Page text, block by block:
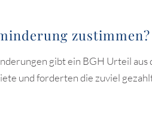
zustimmen?
gibt ein BGH Urteil aus
und forderten die zuviel